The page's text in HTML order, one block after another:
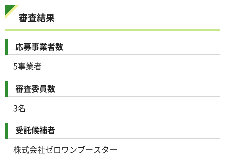
審査結果
応募事業者数
5事業者
審査委員数
3名
受託候補者
株式会社ゼロワンブースター